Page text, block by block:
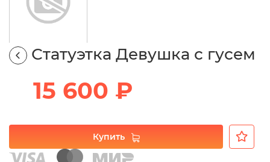
Статуэтка Девушка с гусем
15 600 ₽
Купить